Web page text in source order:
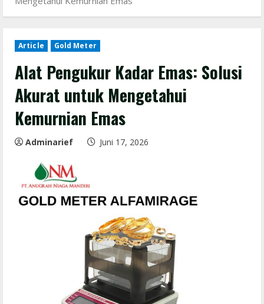
Article Gold Meter
Alat Pengukur Kadar Emas: Solusi
Akurat untuk Mengetahui
Kemurnian Emas
Adminarief Juni 17, 2026